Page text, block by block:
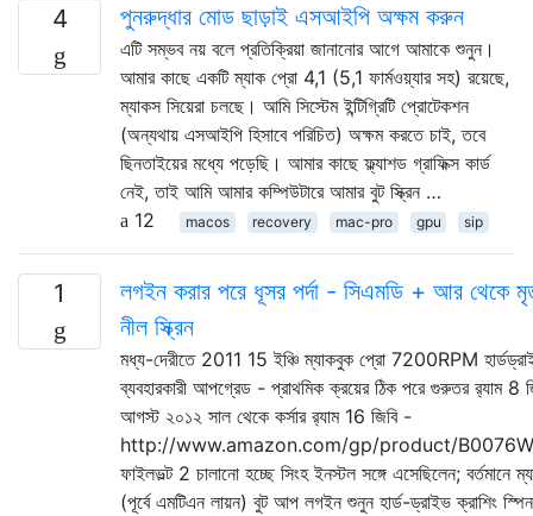
4 পুনরুদ্ধার মোড ছাড়াই এসআইপি অক্ষম করুন
এটি সম্ভব নয় বলে প্রতিক্রিয়া জানানোর আগে আমাকে শুনুন।
আমার কাছে একটি ম্যাক প্রো 4,1 (5,1 ফার্মওয়্যার সহ) রয়েছে,
ম্যাকস সিয়েরা চলছে। আমি সিস্টেম ইন্টিগ্রিটি প্রোটেকশন
(অন্যথায় এসআইপি হিসাবে পরিচিত) অক্ষম করতে চাই, তবে
ছিনতাইয়ের মধ্যে পড়েছি। আমার কাছে ফ্ল্যাশড গ্রাফিক্স কার্ড
নেই, তাই আমি আমার কম্পিউটারে আমার বুট স্ক্রিন …
12
macos recovery mac-pro gpu sip
1
লগইন করার পরে ধূসর পর্দা - সিএমডি + আর থেকে
নীল স্ক্রিন
মধ্য-দেরীতে 2011 15 ইঞ্চি ম্যাকবুক প্রো 7200RPM
ব্যবহারকারী আপগ্রেড - প্রাথমিক ক্রয়ের ঠিক পরে গুরুতর র‌্যাম 8
আগস্ট ২০১২ সাল থেকে কর্সার র‌্যাম 16 জিবি -
http://www.amazon.com/gp/product/
ফাইলভল্ট 2 চালানো হচ্ছে সিংহ ইনস্টল সঙ্গে এসেছিলেন; বর্তমানে
(পূর্বে এমটিএন লায়ন) বুট আপ লগইন শুনুন হার্ড-ড্রাইভ ক্রাশিং